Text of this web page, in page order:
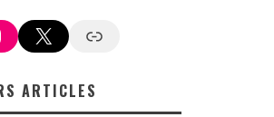
X Google News
ARTICLES